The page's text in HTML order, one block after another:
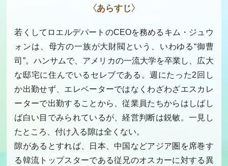
〈あらすじ〉
若くしてロエルデパートのCEOを務めるキム・ジュウ
ォンは、母方の一族が大財閥という、いわゆる“御曹
司”。ハンサムで、アメリカの一流大学を卒業し、広大
な邸宅に住んでいるセレブである。週にたった2回し
か出勤せず、エレベーターではなくわざわざエスカレ
ーターで出勤することから、従業員たちからはしばし
ば白い目でみられているが、経営判断は鋭敏。一見し
たところ、付け入る隙は全くない。
隙があるとすれば、日本、中国などアジア圏を席巻す
る韓流トップスターである従兄のオスカーに対する異